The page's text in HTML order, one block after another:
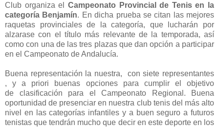
Club organiza el Campeonato Provincial de Tenis en la
categoría Benjamín. En dicha prueba se citan las mejores
raquetas provinciales de la categoría, que lucharán por
alzarase con el título más relevante de la temporada, así
como con una de las tres plazas que dan opción a participar
en el Campeonato de Andalucía.
Buena representación la nuestra, con siete representantes
, y a priori buenas opciones para cumplir el objetivo
de clasificación para el Campeonato Regional. Buena
oportunidad de presenciar en nuestra club tenis del más alto
nivel en las categorías infantiles y a buen seguro a futuros
tenistas que tendrán mucho que decir en este deporte en los